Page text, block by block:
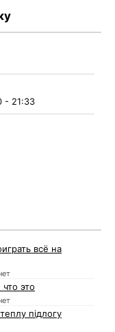
- 21:33
всё на
это
підлогу